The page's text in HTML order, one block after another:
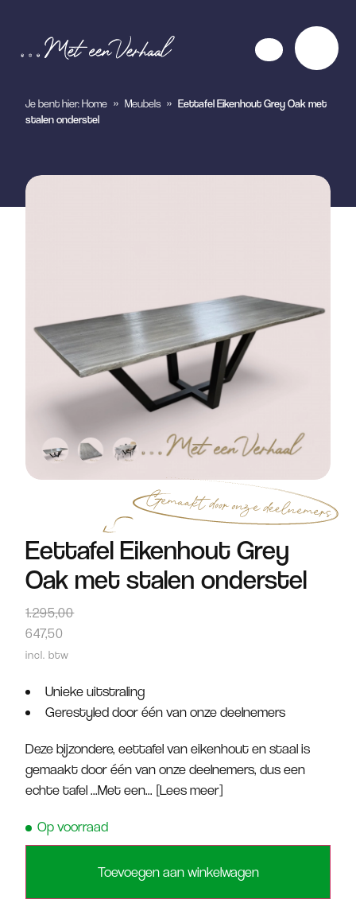
Je bent hier: Home » Meubels » Eettafel Eikenhout Grey Oak met
stalen onderstel
Eettafel Eikenhout Grey
Oak met stalen onderstel
1.295,00
647,50
incl. btw
Unieke uitstraling
Gerestyled door één van onze deelnemers
Deze bijzondere, eettafel van eikenhout en staal is
gemaakt door één van onze deelnemers, dus een
echte tafel ...Met een... [Lees meer]
Op voorraad
Toevoegen aan winkelwagen